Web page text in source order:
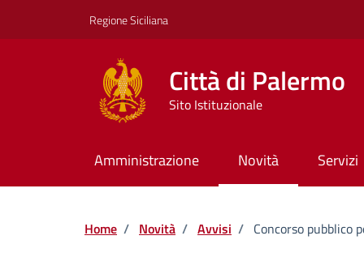
Regione Siciliana
Città di Palermo
Sito Istituzionale
Amministrazione Novità Servizi
Home / Novità / Avvisi / Concorso pubblico